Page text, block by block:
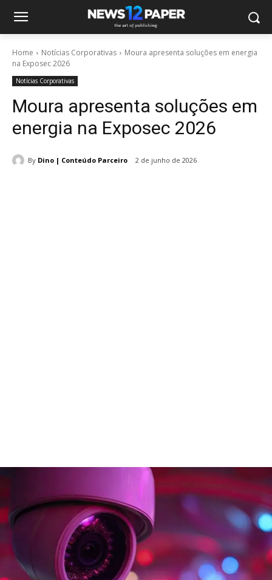
Home Notícias Corporativas
Moura apresenta soluções em energia
na Exposec 2026
Notícias Corporativas
Moura apresenta soluções em
energia na Exposec 2026
By Dino | Conteúdo Parceiro 2 de junho de 2026